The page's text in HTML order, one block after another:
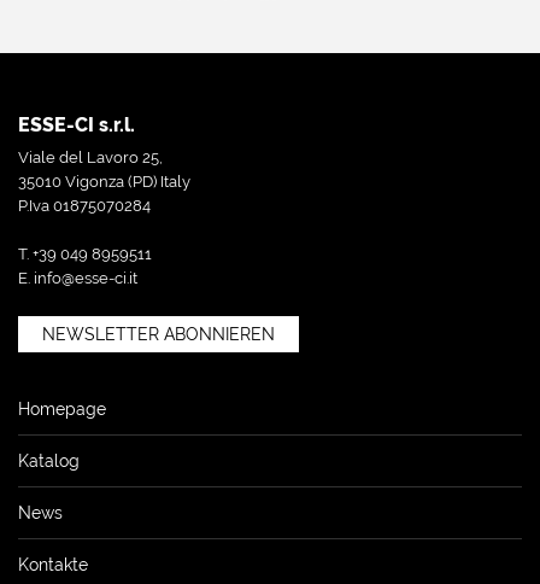
ESSE-CI s.r.l.
Viale del Lavoro 25,
35010 Vigonza (PD) Italy
P.Iva 01875070284
T. +39 049 8959511
E. info@esse-ci.it
NEWSLETTER ABONNIEREN
Homepage
Katalog
News
Kontakte